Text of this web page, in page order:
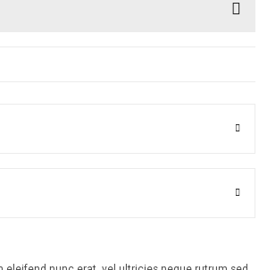
olmalı.